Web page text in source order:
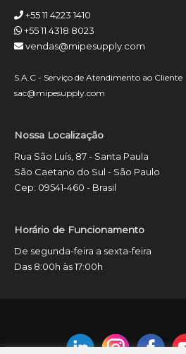
+55 11 4223 1410
+55 11 4318 8023
vendas@mipesupply.com
S.A.C - Serviço de Atendimento ao Cliente
sac@mipesupply.com
Nossa Localização
Rua São Luís, 87 - Santa Paula
São Caetano do Sul - São Paulo
Cep: 09541-460 - Brasil
Horário de Funcionamento
De segunda-feira a sexta-feira
Das 8:00h às 17:00h